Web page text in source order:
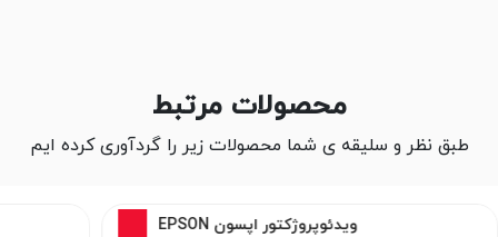
محصولات مرتبط
طبق نظر و سلیقه ی شما محصولات زیر را گردآوری کرده ایم
ویدئوپروژکتور اپسون EPSON